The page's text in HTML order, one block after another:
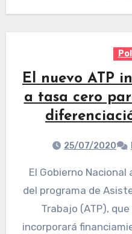
El nuevo ATP
a tasa cero
25/07/2020
El Gobierno Nacional anunció una ampliación
del programa de
Trabajo (ATP),
incorporará